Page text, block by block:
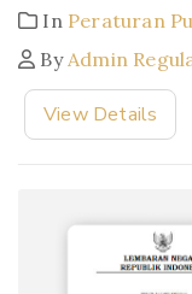
In Peraturan
ByAdmin
View Details